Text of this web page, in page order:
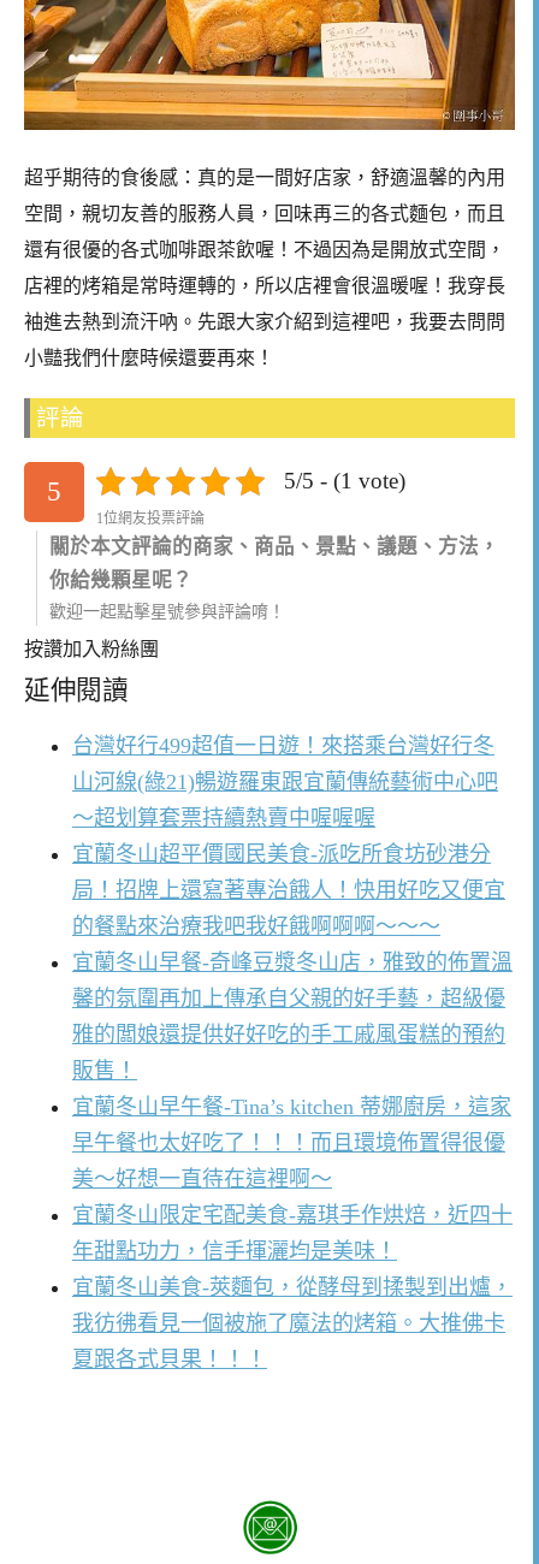
超乎期待的食後感：真的是一間好店家，舒適溫馨的內用
空間，親切友善的服務人員，回味再三的各式麵包，而且
還有很優的各式咖啡跟茶飲喔！不過因為是開放式空間，
店裡的烤箱是常時運轉的，所以店裡會很溫暖喔！我穿長
袖進去熱到流汗吶。先跟大家介紹到這裡吧，我要去問問
小豔我們什麼時候還要再來！
評論
5 5/5 - (1 vote)
1位網友投票評論
關於本文評論的商家、商品、景點、議題、方法，
你給幾顆星呢？
歡迎一起點擊星號參與評論唷！
按讚加入粉絲團
延伸閱讀
台灣好行499超值一日遊！來搭乘台灣好行冬
山河線(綠21)暢遊羅東跟宜蘭傳統藝術中心吧
～超划算套票持續熱賣中喔喔喔
宜蘭冬山超平價國民美食-派吃所食坊砂港分
局！招牌上還寫著專治餓人！快用好吃又便宜
的餐點來治療我吧我好餓啊啊啊～～～
宜蘭冬山早餐-奇峰豆漿冬山店，雅致的佈置溫
馨的氛圍再加上傳承自父親的好手藝，超級優
雅的闆娘還提供好好吃的手工戚風蛋糕的預約
販售！
宜蘭冬山早午餐-Tina’s kitchen 蒂娜廚房，這家
早午餐也太好吃了！！！而且環境佈置得很優
美～好想一直待在這裡啊～
宜蘭冬山限定宅配美食-嘉琪手作烘焙，近四十
年甜點功力，信手揮灑均是美味！
宜蘭冬山美食-莢麵包，從酵母到揉製到出爐，
我彷彿看見一個被施了魔法的烤箱。大推佛卡
夏跟各式貝果！！！